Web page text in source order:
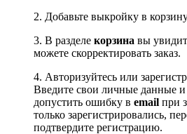
2. Добавьте выкройку в
3. В разделе корзина вы
можете скорректировать заказ.
4. Авторизуйтесь или
Введите свои личные данные и
допустить ошибку в email при
только зарегистрировались,
подтвердите регистрацию.